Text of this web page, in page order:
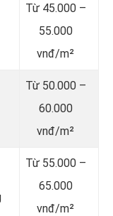
Từ 45.000 –
55.000
vnđ/m²
Từ 50.000 –
60.000
vnđ/m²
Từ 55.000 –
65.000
vnđ/m²